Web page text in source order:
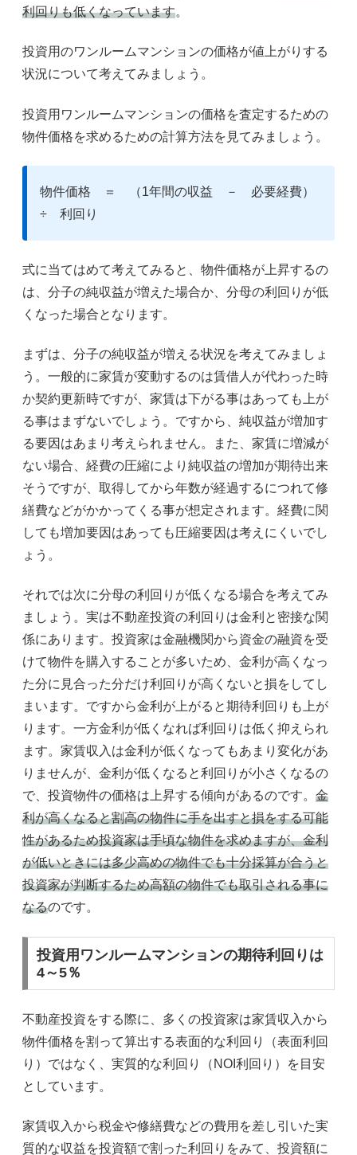
利回りも低くなっています。
投資用のワンルームマンションの価格が値上がりする
状況について考えてみましょう。
投資用ワンルームマンションの価格を査定するための
物件価格を求めるための計算方法を見てみましょう。
物件価格 ＝ （1年間の収益 － 必要経費）
÷ 利回り
式に当てはめて考えてみると、物件価格が上昇するの
は、分子の純収益が増えた場合か、分母の利回りが低
くなった場合となります。
まずは、分子の純収益が増える状況を考えてみましょ
う。一般的に家賃が変動するのは賃借人が代わった時
か契約更新時ですが、家賃は下がる事はあっても上が
る事はまずないでしょう。ですから、純収益が増加す
る要因はあまり考えられません。また、家賃に増減が
ない場合、経費の圧縮により純収益の増加が期待出来
そうですが、取得してから年数が経過するにつれて修
繕費などがかかってくる事が想定されます。経費に関
しても増加要因はあっても圧縮要因は考えにくいでし
ょう。
それでは次に分母の利回りが低くなる場合を考えてみ
ましょう。実は不動産投資の利回りは金利と密接な関
係にあります。投資家は金融機関から資金の融資を受
けて物件を購入することが多いため、金利が高くなっ
た分に見合った分だけ利回りが高くないと損をしてし
まいます。ですから金利が上がると期待利回りも上が
ります。一方金利が低くなれば利回りは低く抑えられ
ます。家賃収入は金利が低くなってもあまり変化があ
りませんが、金利が低くなると利回りが小さくなるの
で、投資物件の価格は上昇する傾向があるのです。 金
利が高くなると割高の物件に手を出すと損をする可能
性があるため投資家は手頃な物件を求めますが、金利
が低いときには多少高めの物件でも十分採算が合うと
投資家が判断するため高額の物件でも取引される事に
なるのです。
投資用ワンルームマンションの期待利回りは
4～5％
不動産投資をする際に、多くの投資家は家賃収入から
物件価格を割って算出する表面的な利回り（表面利回
り）ではなく、実質的な利回り（NOI利回り）を目安
としています。
家賃収入から税金や修繕費などの費用を差し引いた実
質的な収益を投資額で割った利回りをみて、投資額に